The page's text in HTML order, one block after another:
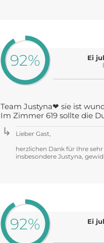
92%
Ei
Team Justyna❤ sie ist
Im Zimmer 619 sollte die
Lieber Gast,
herzlichen Dank für Ihre
insbesondere Justyna,
92%
Ei